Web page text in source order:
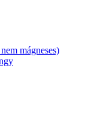
mágneses)